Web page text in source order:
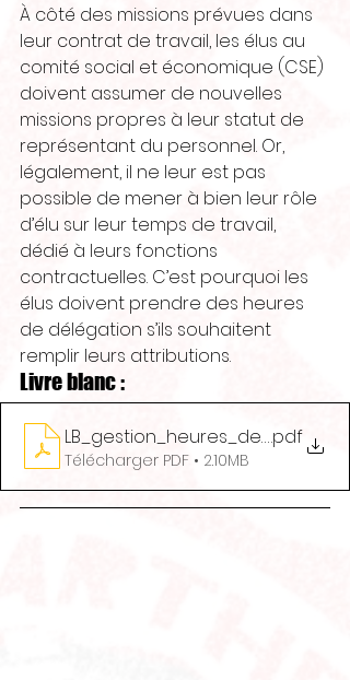
À côté des missions prévues dans
leur contrat de travail, les élus au
comité social et économique (CSE)
doivent assumer de nouvelles
missions propres à leur statut de
représentant du personnel. Or,
légalement, il ne leur est pas
possible de mener à bien leur rôle
d’élu sur leur temps de travail,
dédié à leurs fonctions
contractuelles. C’est pourquoi les
élus doivent prendre des heures
de délégation s’ils souhaitent
remplir leurs attributions.
Livre blanc :
.pdf
Télécharger PDF • 2.10MB